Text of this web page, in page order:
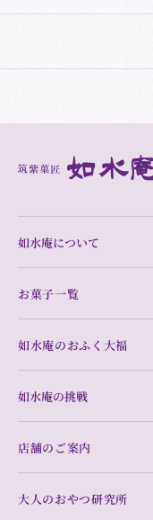
如水庵について
お菓子一覧
如水庵のおふく大福
如水庵の挑戦
店舗のご案内
大人のおやつ研究所